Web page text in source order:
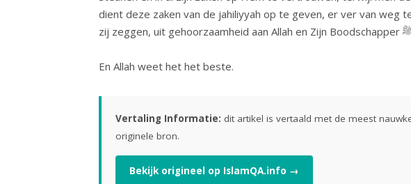
dient deze zaken van de jahiliyyah op te geven, er ver van
En Allah weet het het beste.
Vertaling Informatie: dit artikel is vertaald met de meest
originele bron.
Bekijk origineel op IslamQA.info →